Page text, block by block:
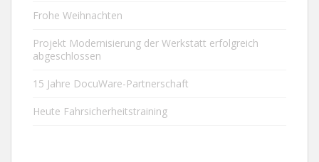
Frohe Weihnachten
Projekt Modernisierung der Werkstatt erfolgreich
abgeschlossen
15 Jahre DocuWare-Partnerschaft
Heute Fahrsicherheitstraining